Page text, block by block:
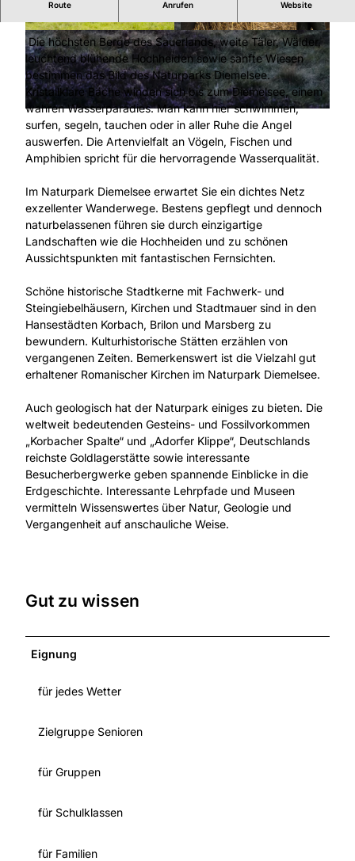
© Naturpark Diemelsee, Sabrinity | CC-BY-SA
© Naturpark Diemelsee |CC-BY-SA © Naturpark Diemelsee |CC-BY-SA
Route Anrufen Website
Die höchsten Berge des Sauerlands, weite Täler, Wälder,
leuchtend blühende Hochheiden sowie sanfte Wiesen
bestimmen das Bild des Naturparks Diemelsee.
Kristallklare Bäche winden sich bis zum Diemelsee, einem
wahren Wasserparadies. Man kann hier schwimmen,
surfen, segeln, tauchen oder in aller Ruhe die Angel
auswerfen. Die Artenvielfalt an Vögeln, Fischen und
Amphibien spricht für die hervorragende Wasserqualität.
Im Naturpark Diemelsee erwartet Sie ein dichtes Netz
exzellenter Wanderwege. Bestens gepflegt und dennoch
naturbelassenen führen sie durch einzigartige
Landschaften wie die Hochheiden und zu schönen
Aussichtspunkten mit fantastischen Fernsichten.
Schöne historische Stadtkerne mit Fachwerk- und
Steingiebelhäusern, Kirchen und Stadtmauer sind in den
Hansestädten Korbach, Brilon und Marsberg zu
bewundern. Kulturhistorische Stätten erzählen von
vergangenen Zeiten. Bemerkenswert ist die Vielzahl gut
erhaltener Romanischer Kirchen im Naturpark Diemelsee.
Auch geologisch hat der Naturpark einiges zu bieten. Die
weltweit bedeutenden Gesteins- und Fossilvorkommen
„Korbacher Spalte“ und „Adorfer Klippe“, Deutschlands
reichste Goldlagerstätte sowie interessante
Besucherbergwerke geben spannende Einblicke in die
Erdgeschichte. Interessante Lehrpfade und Museen
vermitteln Wissenswertes über Natur, Geologie und
Vergangenheit auf anschauliche Weise.
Gut zu wissen
Eignung
für jedes Wetter
Zielgruppe Senioren
für Gruppen
für Schulklassen
für Familien